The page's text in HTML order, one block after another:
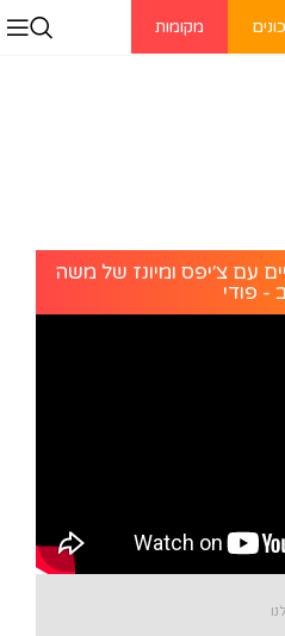
מקומות
עם צ׳יפס ומיונז של משה
- פודי